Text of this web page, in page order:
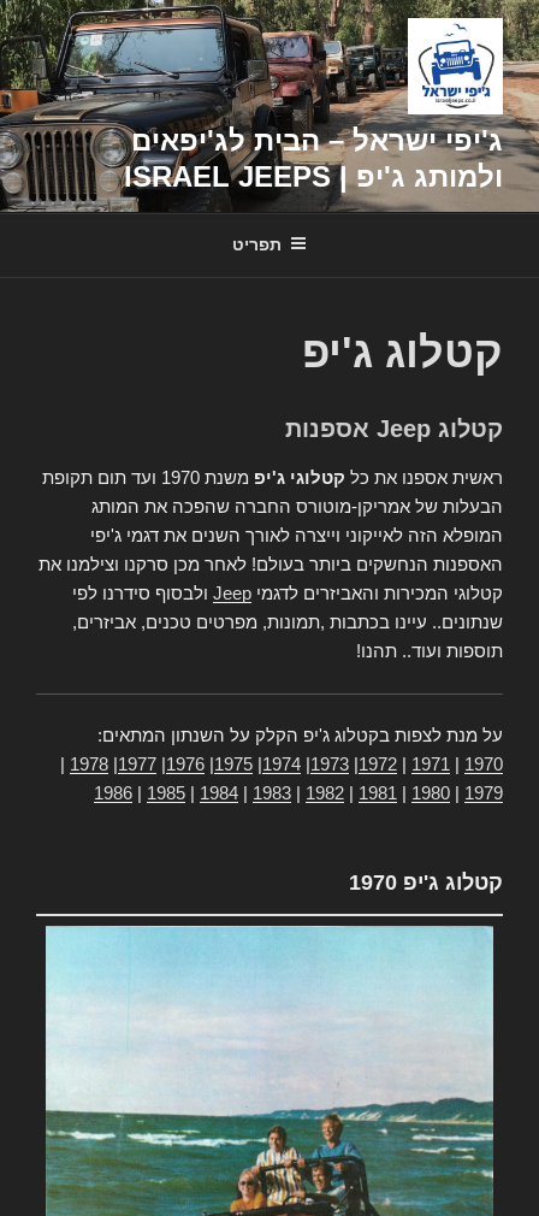
דילוג
לתוכן
ג'יפי ישראל – הבית לג'יפאים
ולמותג ג'יפ | ISRAEL JEEPS
תפריט
קטלוג ג'יפ
קטלוג Jeep אספנות
ראשית אספנו את כל קטלוגי ג'יפ
משנת 1970 ועד תום תקופת
הבעלות של אמריקן-מוטורס החברה שהפכה את המותג
המופלא הזה לאייקוני וייצרה לאורך השנים את דגמי ג'יפי
האספנות הנחשקים ביותר בעולם! לאחר מכן סרקנו וצילמנו את
קטלוגי המכירות והאביזרים לדגמי Jeep ולבסוף סידרנו לפי
שנתונים.. עיינו בכתבות ,תמונות, מפרטים טכנים, אביזרים,
תוספות ועוד.. תהנו!
על מנת לצפות בקטלוג ג'יפ הקלק על השנתון המתאים:
1970
1971
1972
1973
1974
1975
1976
1977
1978
1979
1980
1981
1982
1983
1984
1985
1986
קטלוג ג'יפ 1970